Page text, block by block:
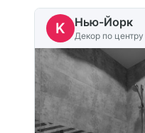
K Нью-Йорк
Декор по центру